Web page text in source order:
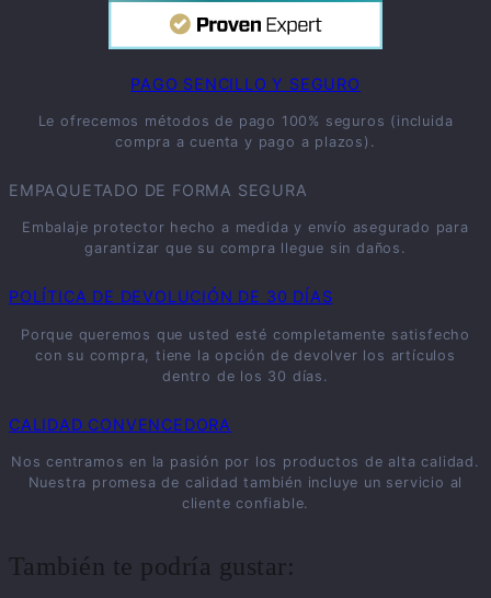
PAGO SENCILLO Y SEGURO
Le ofrecemos métodos de pago 100% seguros (incluida
compra a cuenta y pago a plazos).
EMPAQUETADO DE FORMA SEGURA
Embalaje protector hecho a medida y envío asegurado para
garantizar que su compra llegue sin daños.
POLÍTICA DE DEVOLUCIÓN DE 30 DÍAS
Porque queremos que usted esté completamente satisfecho
con su compra, tiene la opción de devolver los artículos
dentro de los 30 días.
CALIDAD CONVENCEDORA
Nos centramos en la pasión por los productos de alta calidad.
Nuestra promesa de calidad también incluye un servicio al
cliente confiable.
También te podría gustar: